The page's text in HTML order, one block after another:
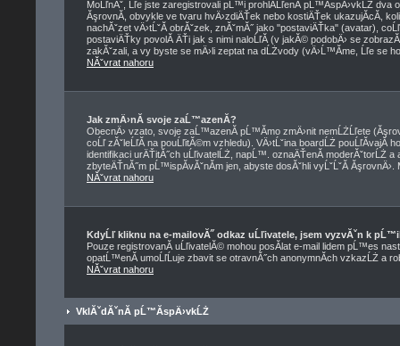
MoĹľnĂˇ, Ĺľe jste zaregistrovali pĹ™i prohlĂ­ĹľenĂ­ pĹ™Ă­spÄ›vkĹŻ dva
ĂşrovnĂ­, obvykle ve tvaru hvÄ›zdiÄŤek nebo kostiÄŤek ukazujĂ­cĂ­,
nachĂˇzet vÄ›tĹˇĂ­ obrĂˇzek, znĂˇmĂ˝ jako "postaviÄŤka" (avatar),
postaviÄŤky povolĂ­ ÄŤi jak s nimi naloĹľĂ­ (v jakĂ© podobÄ› se
zakĂˇzali, a vy byste se mÄ›li zeptat na dĹŻvody (vÄ›Ĺ™Ă­me, Ĺľe se
NĂˇvrat nahoru
Jak zmÄ›nĂ­ svoje zaĹ™azenĂ­?
ObecnÄ› vzato, svoje zaĹ™azenĂ­ pĹ™Ă­mo zmÄ›nit nemĹŻĹľete
coĹľ zĂˇleĹľĂ­ na pouĹľitĂ©m vzhledu). VÄ›tĹˇina boardĹŻ pouĹľĂ­vajĂ­
identifikaci urÄŤitĂ˝ch uĹľivatelĹŻ, napĹ™. oznaÄŤenĂ­ moderĂˇtorĹŻ
zbyteÄŤnĂ˝m pĹ™ispĂ­vĂˇnĂ­m jen, abyste dosĂˇhli vyĹˇĹˇĂ­
NĂˇvrat nahoru
KdyĹľ kliknu na e-mailovĂ˝ odkaz uĹľivatele, jsem vyzvĂˇn k
Pouze registrovanĂ­ uĹľivatelĂ© mohou posĂ­lat e-mail lidem pĹ™es
opatĹ™enĂ­ umoĹľĹuje zbavit se otravnĂ˝ch anonymnĂ­ch vzkazĹŻ a
NĂˇvrat nahoru
VklĂˇdĂˇnĂ­ pĹ™Ă­spÄ›vkĹŻ